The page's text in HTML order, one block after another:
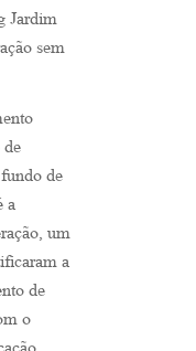
Jardim
sem
de
a
um
a
de
o